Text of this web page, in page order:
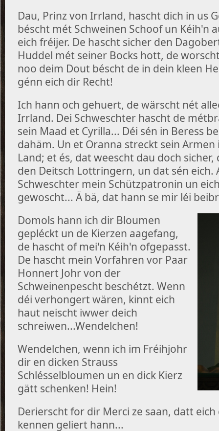
Dau, Prinz von Irrland, hascht dich in us
béscht mét Schweinen Schoof un Kéih'n
eich fréijer. De hascht sicher den
Huddel mét seiner Bocks hott, de
noo deim Dout béscht de in dein kleen
génn eich dir Recht!
Ich hann och gehuert, de wärscht nét
Irrland. Dei Schweschter hascht de
sein Maad et Cyrilla... Déi sén in Beress
dahäm. Un et Oranna streckt sein
Land; et és, dat weescht dau doch
den Deitsch Lottringern, un dat sén eich.
Schweschter mein Schützpatronin un
gewoscht... Ä bä, dat hann se mir léi
Domols hann ich dir Bloumen
gepléckt un de Kierzen aagefang,
de hascht of mei'n Kéih'n ofgepasst.
De hascht mein Vorfahren vor Paar
Honnert Johr von der
Schweinenpescht beschétzt. Wenn
déi verhongert wären, kinnt eich
haut neischt iwwer deich
schreiwen...Wendelchen!
Wendelchen, wenn ich im Fréihjohr
dir en dicken Strauss
Schlésselbloumen un en dick Kierz
gätt schenken! Hein!
Derierscht for dir Merci ze saan, datt
kennen geliert hann...